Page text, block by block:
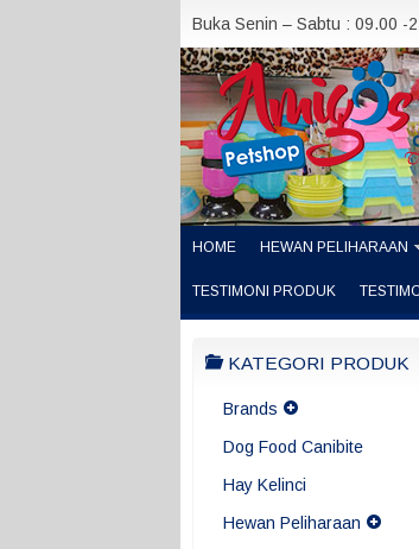
Buka Senin – Sabtu : 09.00 -
HOME HEWAN PELIHARAAN
TESTIMONI PRODUK
KATEGORI PRODUK
Brands
Dog Food Canibite
Hay Kelinci
Hewan Peliharaan